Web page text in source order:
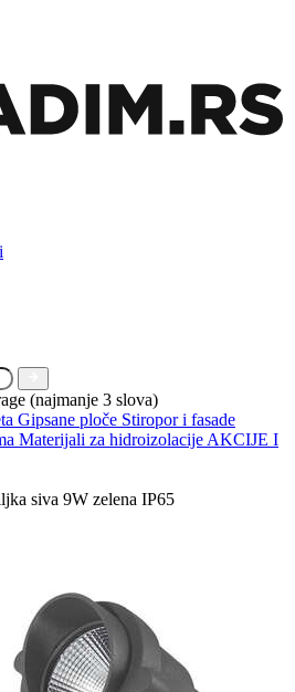
(najmanje 3 slova)
Gipsane ploče Stiropor i fasade
Materijali za hidroizolacije AKCIJE I
siva 9W zelena IP65